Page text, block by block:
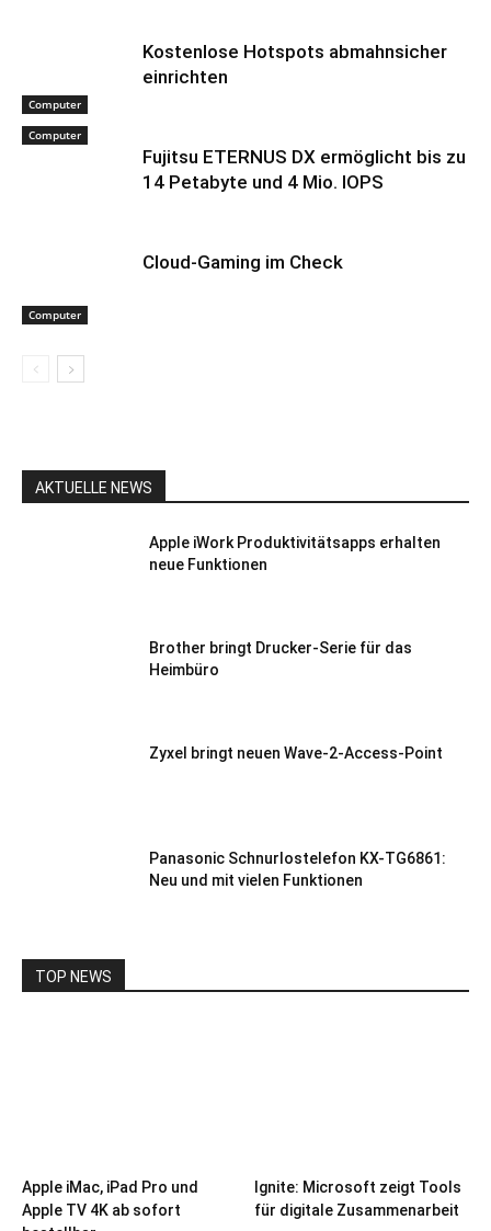
Computer
Kostenlose Hotspots abmahnsicher
einrichten
Computer
Fujitsu ETERNUS DX ermöglicht bis zu
14 Petabyte und 4 Mio. IOPS
Computer
Cloud-Gaming im Check
AKTUELLE NEWS
Apple iWork Produktivitätsapps erhalten
neue Funktionen
Brother bringt Drucker-Serie für das
Heimbüro
Zyxel bringt neuen Wave-2-Access-Point
Panasonic Schnurlostelefon KX-TG6861:
Neu und mit vielen Funktionen
TOP NEWS
Apple iMac, iPad Pro und
Apple TV 4K ab sofort
Ignite: Microsoft zeigt Tools
für digitale Zusammenarbeit